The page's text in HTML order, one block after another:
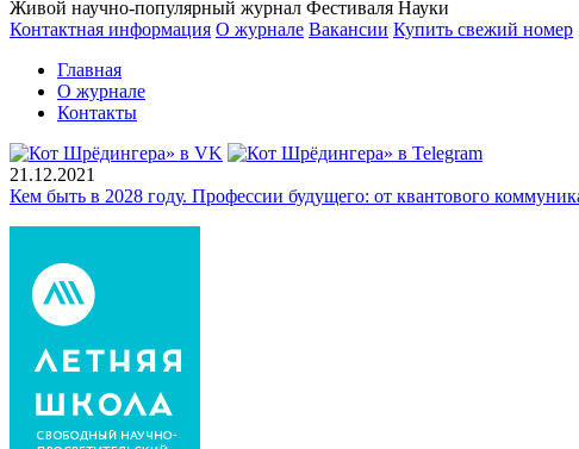
Живой научно-популярный журнал Фестиваля Науки
Контактная информация О журнале Вакансии Купить свежий номер
Главная
О журнале
Контакты
21.12.2021
Кем быть в 2028 году. Профессии будущего: от квантового